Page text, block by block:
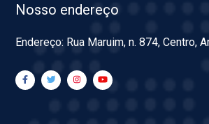
Nosso endereço
Endereço: Rua Maruim, n. 874, Centro,